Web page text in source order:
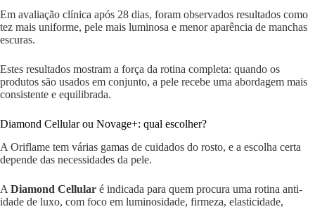
Em avaliação clínica após 28 dias, foram observados resultados como
tez mais uniforme, pele mais luminosa e menor aparência de manchas
escuras.
Estes resultados mostram a força da rotina completa: quando os
produtos são usados em conjunto, a pele recebe uma abordagem mais
consistente e equilibrada.
Diamond Cellular ou Novage+: qual escolher?
A Oriflame tem várias gamas de cuidados do rosto, e a escolha certa
depende das necessidades da pele.
A Diamond Cellular é indicada para quem procura uma rotina anti-
idade de luxo, com foco em luminosidade, firmeza, elasticidade,